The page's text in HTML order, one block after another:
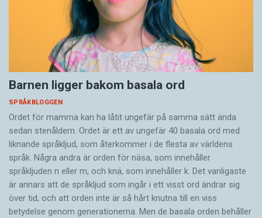
Barnen ligger bakom basala ord
SPRÅKBLOGGEN
Ordet för mamma kan ha låtit ungefär på samma sätt ända
sedan stenåldern. Ordet är ett av ungefär 40 basala ord med
liknande språkljud, som återkommer i de flesta av världens
språk. Några andra är orden för näsa, som innehåller
språkljuden n eller m, och knä, som innehåller k. Det vanligaste
är annars att de språkljud som ingår i ett visst ord ändrar sig
över tid, och att orden inte är så hårt knutna till en viss
betydelse genom generationerna. Men de basala orden behåller